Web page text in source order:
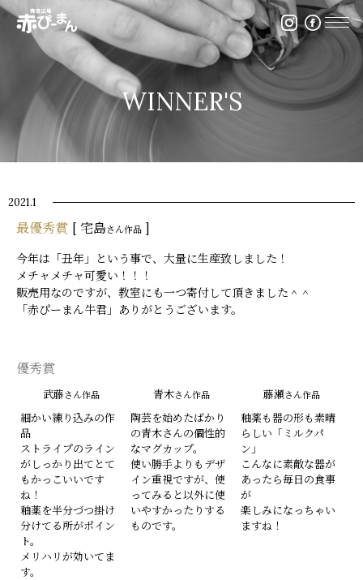
イベント・出張陶芸・体験陶芸は福岡市の陶芸教室赤
WINNER'S
2021.1
最優秀賞 [ 宅島さん作品 ]
今年は「丑年」という事で、大量に生産致しました！
メチャメチャ可愛い！！！
販売用なのですが、教室にも一つ寄付して頂きました＾＾
「赤ぴーまん牛君」ありがとうございます。
優秀賞
武藤さん作品
細かい練り込みの作
品
ストライプのライン
がしっかり出てとて
もかっこいいです
ね！
釉薬を半分づつ掛け
分けてる所がポイン
ト。
メリハリが効いてま
す。
青木さん作品
陶芸を始めたばかり
の青木さんの個性的
なマグカップ。
使い勝手よりもデザ
イン重視ですが、使
ってみると以外に使
いやすかったりする
ものです。
藤瀬さん作品
釉薬も器の形も素晴
らしい「ミルクパ
ン」
こんなに素敵な器が
あったら毎日の食事
が
楽しみになっちゃい
ますね！